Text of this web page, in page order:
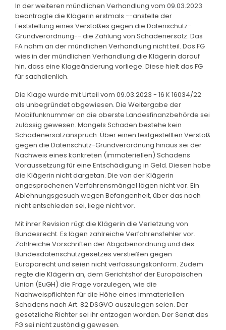
In der weiteren mündlichen Verhandlung vom 09.03.2023
beantragte die Klägerin erstmals --anstelle der
Feststellung eines Verstoßes gegen die Datenschutz-
Grundverordnung-- die Zahlung von Schadenersatz. Das
FA nahm an der mündlichen Verhandlung nicht teil. Das FG
wies in der mündlichen Verhandlung die Klägerin darauf
hin, dass eine Klageänderung vorliege. Diese hielt das FG
für sachdienlich.
Die Klage wurde mit Urteil vom 09.03.2023 - 16 K 16034/22
als unbegründet abgewiesen. Die Weitergabe der
Mobilfunknummer an die oberste Landesfinanzbehörde sei
zulässig gewesen. Mangels Schaden bestehe kein
Schadenersatzanspruch. Über einen festgestellten Verstoß
gegen die Datenschutz-Grundverordnung hinaus sei der
Nachweis eines konkreten (immateriellen) Schadens
Voraussetzung für eine Entschädigung in Geld. Diesen habe
die Klägerin nicht dargetan. Die von der Klägerin
angesprochenen Verfahrensmängel lägen nicht vor. Ein
Ablehnungsgesuch wegen Befangenheit, über das noch
nicht entschieden sei, liege nicht vor.
Mit ihrer Revision rügt die Klägerin die Verletzung von
Bundesrecht. Es lägen zahlreiche Verfahrensfehler vor.
Zahlreiche Vorschriften der Abgabenordnung und des
Bundesdatenschutzgesetzes verstießen gegen
Europarecht und seien nicht verfassungskonform. Zudem
regte die Klägerin an, dem Gerichtshof der Europäischen
Union (EuGH) die Frage vorzulegen, wie die
Nachweispflichten für die Höhe eines immateriellen
Schadens nach Art. 82 DSGVO auszulegen seien. Der
gesetzliche Richter sei ihr entzogen worden. Der Senat des
FG sei nicht zuständig gewesen.